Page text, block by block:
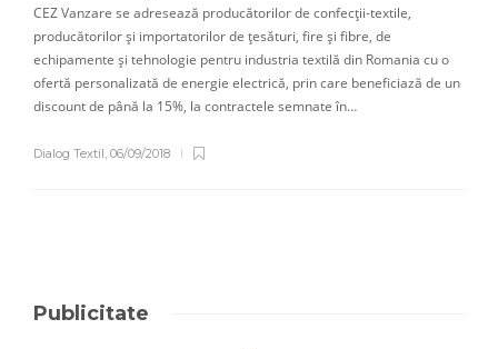
CEZ Vanzare se adresează producătorilor de confecții-textile,
producătorilor și importatorilor de țesături, fire și fibre, de
echipamente și tehnologie pentru industria textilă din Romania cu o
ofertă personalizată de energie electrică, prin care beneficiază de un
discount de până la 15%, la contractele semnate în…
Dialog Textil, 06/09/2018
Publicitate